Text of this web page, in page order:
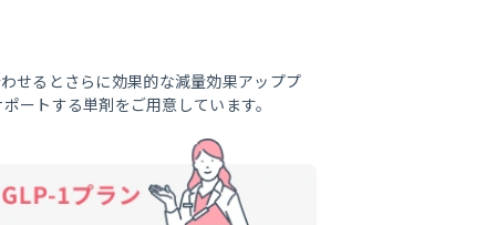
せるとさらに効果的な減量効果アッププ
ートする単剤をご用意しています。